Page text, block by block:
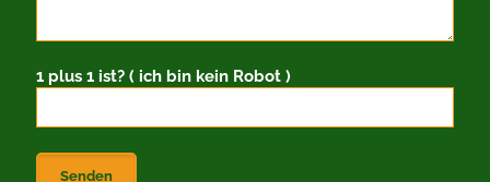
1 plus 1 ist? ( ich bin kein Robot )